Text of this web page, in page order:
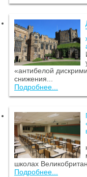
«антибелой
снижения...
Подробнее...
школах
Подробнее...